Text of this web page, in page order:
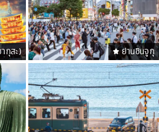
กุสะ) ย่านชินจูกุ